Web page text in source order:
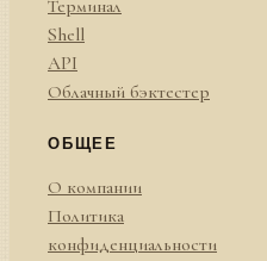
Терминал
Shell
API
Облачный бэктестер
ОБЩЕЕ
О компании
Политика
конфиденциальности